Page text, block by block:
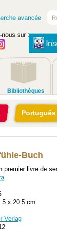
avancée
nous sur :
Bibliothèques
Português
Buch
premier livre de
x 20.5 cm
Verlag